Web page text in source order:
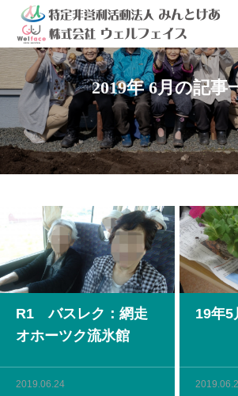
2019年 6月の記事
R1 バスレク：網走
オホーツク流氷館
2019.06.24
19年5